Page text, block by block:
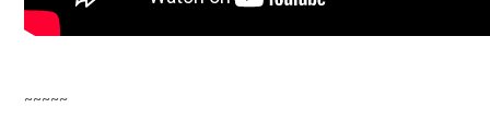
~~~~~